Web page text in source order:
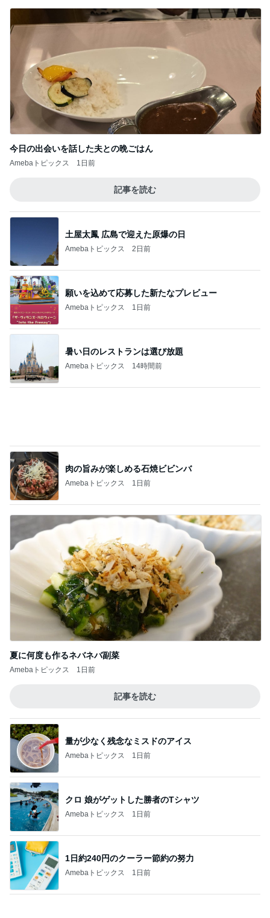
今日の出会いを話した夫との晩ごはん
Amebaトピックス 1日前
記事を読む
Amebaトピックス 2日前
願いを込めて応募した新たなプレビュー
Amebaトピックス 1日前
暑い日のレストランは選び放題
Amebaトピックス 14時間前
夏に何度も作るネバネバ副菜
Amebaトピックス 1日前
記事を読む
Amebaトピックス 1日前
クロ 娘がゲットした勝者のTシャツ
Amebaトピックス 1日前
1日約240円のクーラー節約の努力
Amebaトピックス 1日前